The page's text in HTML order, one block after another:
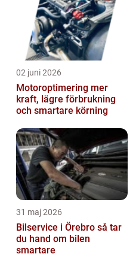
02 juni 2026
Motoroptimering mer
kraft, lägre förbrukning
och smartare körning
31 maj 2026
Bilservice i Örebro så tar
du hand om bilen
smartare